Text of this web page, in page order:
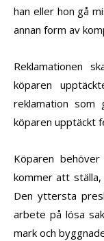
han eller hon gå
annan form av
Reklamationen
köparen
reklamation
köparen upptäckt
Köparen
kommer att
Den yttersta
arbete på lösa
mark och